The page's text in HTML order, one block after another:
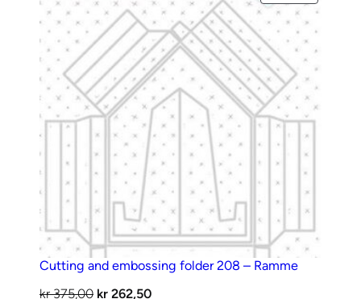
Poinsettia
antall
PÅ
SALG
Cutting and embossing folder 208 – Ramme
kr375,00 Opprinnelig
kr 262,50Nåværende